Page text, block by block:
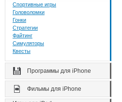
Спортивные игры
Головоломки
Гонки
Стратегии
Файтинг
Симуляторы
Квесты
Программы для iPhone
Фильмы для iPhone